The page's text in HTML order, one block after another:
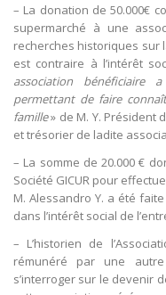
– La donation de 50.000€
supermarché à une
recherches historiques sur
est contraire à l’intérêt
association
permettant de faire
famille» de M. Y. Président
et trésorier de ladite
– La somme de 20.000 €
Société GICUR pour
M. Alessandro Y. a été
dans l’intérêt social de
– L’historien de
rémunéré par une
s’interroger sur le devenir